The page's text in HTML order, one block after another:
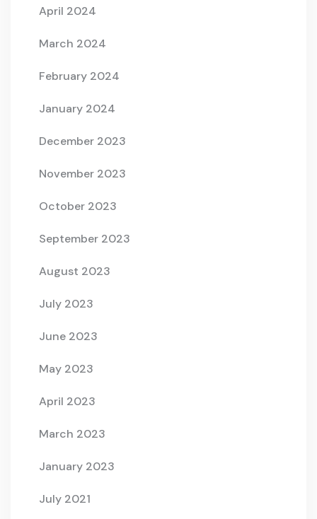
April 2024
March 2024
February 2024
January 2024
December 2023
November 2023
October 2023
September 2023
August 2023
July 2023
June 2023
May 2023
April 2023
March 2023
January 2023
July 2021